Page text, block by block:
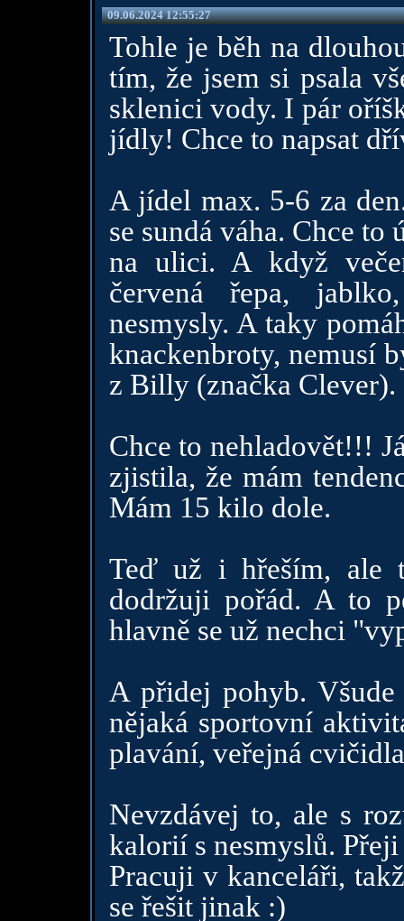
09.06.2024 12:55:27
Tohle je běh na
tím, že jsem si psala
sklenici vody. I pár
jídly! Chce to napsat
A jídel max. 5-6 za
se sundá váha. Chce
na ulici. A když
červená řepa,
nesmysly. A taky
knackenbroty, nemusí
z Billy (značka Clever).
Chce to nehladovět!!!
zjistila, že mám
Mám 15 kilo dole.
Teď už i hřeším, ale
dodržuji pořád. A to
hlavně se už nechci
A přidej pohyb. Všude
nějaká sportovní
plavání, veřejná
Nevzdávej to, ale s
kalorií s nesmyslů.
Pracuji v kanceláři,
se řešit jinak :)